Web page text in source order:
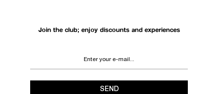
Join the club; enjoy discounts and experiences
SEND